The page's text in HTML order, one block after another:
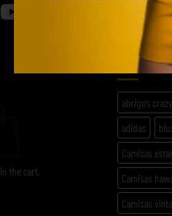
the cart.
abrigos crazy
adidas
Camisas
Camisas
Camisas